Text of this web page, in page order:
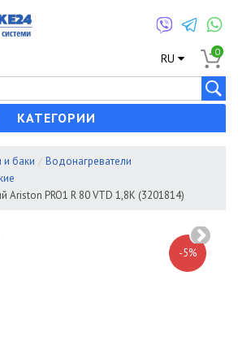
RU 0
КАТЕГОРИИ
и баки
Водонагреватели
Ariston PRO1 R 80 VTD 1,8K (3201814)
-5%